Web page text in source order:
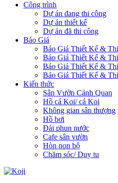
Công trình
Dự án đang thi công
Dự án thiết kế
Dự án đã thi công
Báo Giá
Báo Giá Thiết Kế &
Báo Giá Thiết Kế &
Báo Giá Thiết Kế &
Báo Giá Thiết Kế &
Kiến thức
Sân Vườn Cảnh Quan
Hồ cá Koi/ cá Koi
Không gian sân thượng
Hồ bơi
Đài phun nước
Cafe sân vườn
Hòn non bộ
Chăm sóc/ Duy tu